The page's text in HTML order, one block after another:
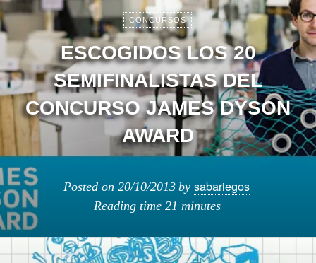
CONCURSOS
ESCOGIDOS LOS 20
SEMIFINALISTAS DEL
CONCURSO JAMES DYSON
AWARD
Posted on 20/10/2013 by sabariegos
Reading time 21 minutes